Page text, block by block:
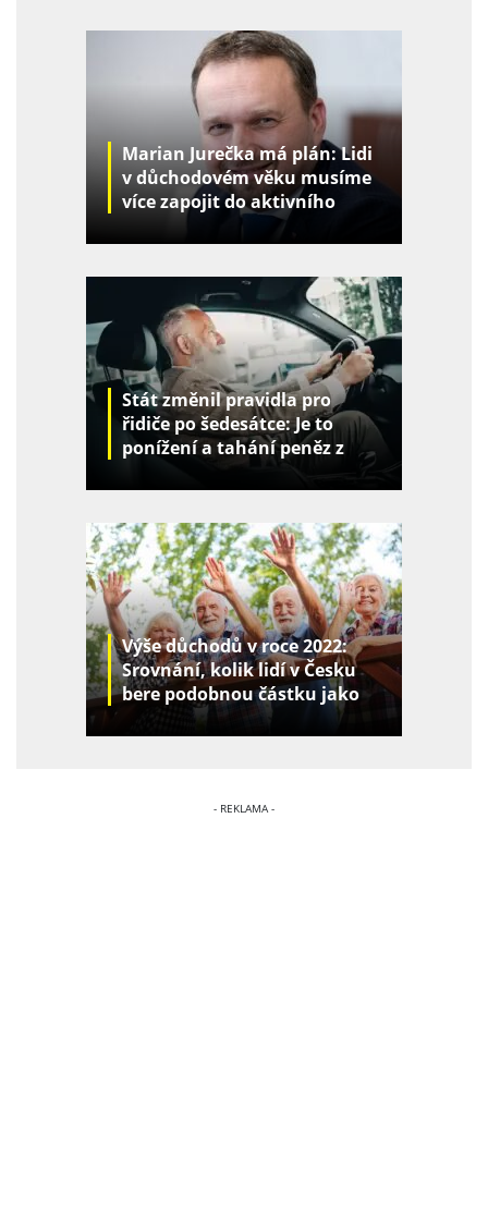
Marian Jurečka má plán: Lidi
v důchodovém věku musíme
více zapojit do aktivního
Stát změnil pravidla pro
řidiče po šedesátce: Je to
ponížení a tahání peněz z
Výše důchodů v roce 2022:
Srovnání, kolik lidí v Česku
bere podobnou částku jako